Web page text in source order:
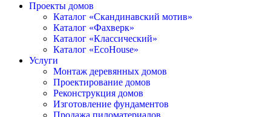
Проекты домов
Каталог «Скандинавский мотив»
Каталог «Фахверк»
Каталог «Классический»
Каталог «EcoHouse»
Услуги
Монтаж деревянных домов
Проектирование домов
Реконструкция домов
Изготовление фундаментов
Продажа пиломатериалов